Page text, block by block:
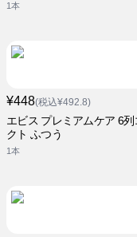
1本
¥448(税込¥492.8)
エビス プレミアムケア 6列
クト ふつう
1本